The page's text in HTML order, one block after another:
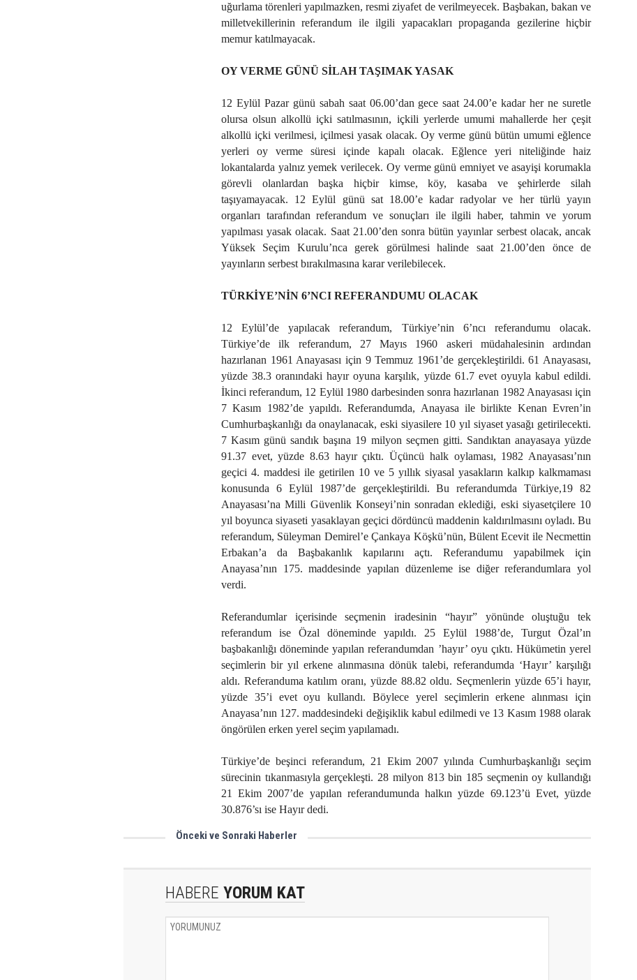
uğurlama törenleri yapılmazken, resmi ziyafet de verilmeyecek. Başbakan, bakan ve
milletvekillerinin referandum ile ilgili yapacakları propaganda gezilerine hiçbir
memur katılmayacak.
OY VERME GÜNÜ SİLAH TAŞIMAK YASAK
12 Eylül Pazar günü sabah saat 06.00’dan gece saat 24.00’e kadar her ne suretle
olursa olsun alkollü içki satılmasının, içkili yerlerde umumi mahallerde her çeşit
alkollü içki verilmesi, içilmesi yasak olacak. Oy verme günü bütün umumi eğlence
yerleri oy verme süresi içinde kapalı olacak. Eğlence yeri niteliğinde haiz
lokantalarda yalnız yemek verilecek. Oy verme günü emniyet ve asayişi korumakla
görevli olanlardan başka hiçbir kimse, köy, kasaba ve şehirlerde silah
taşıyamayacak. 12 Eylül günü sat 18.00’e kadar radyolar ve her türlü yayın
organları tarafından referandum ve sonuçları ile ilgili haber, tahmin ve yorum
yapılması yasak olacak. Saat 21.00’den sonra bütün yayınlar serbest olacak, ancak
Yüksek Seçim Kurulu’nca gerek görülmesi halinde saat 21.00’den önce de
yayınların serbest bırakılmasına karar verilebilecek.
TÜRKİYE’NİN 6’NCI REFERANDUMU OLACAK
12 Eylül’de yapılacak referandum, Türkiye’nin 6’ncı referandumu olacak.
Türkiye’de ilk referandum, 27 Mayıs 1960 askeri müdahalesinin ardından
hazırlanan 1961 Anayasası için 9 Temmuz 1961’de gerçekleştirildi. 61 Anayasası,
yüzde 38.3 oranındaki hayır oyuna karşılık, yüzde 61.7 evet oyuyla kabul edildi.
İkinci referandum, 12 Eylül 1980 darbesinden sonra hazırlanan 1982 Anayasası için
7 Kasım 1982’de yapıldı. Referandumda, Anayasa ile birlikte Kenan Evren’in
Cumhurbaşkanlığı da onaylanacak, eski siyasilere 10 yıl siyaset yasağı getirilecekti.
7 Kasım günü sandık başına 19 milyon seçmen gitti. Sandıktan anayasaya yüzde
91.37 evet, yüzde 8.63 hayır çıktı. Üçüncü halk oylaması, 1982 Anayasası’nın
geçici 4. maddesi ile getirilen 10 ve 5 yıllık siyasal yasakların kalkıp kalkmaması
konusunda 6 Eylül 1987’de gerçekleştirildi. Bu referandumda Türkiye,19 82
Anayasası’na Milli Güvenlik Konseyi’nin sonradan eklediği, eski siyasetçilere 10
yıl boyunca siyaseti yasaklayan geçici dördüncü maddenin kaldırılmasını oyladı. Bu
referandum, Süleyman Demirel’e Çankaya Köşkü’nün, Bülent Ecevit ile Necmettin
Erbakan’a da Başbakanlık kapılarını açtı. Referandumu yapabilmek için
Anayasa’nın 175. maddesinde yapılan düzenleme ise diğer referandumlara yol
verdi.
Referandumlar içerisinde seçmenin iradesinin “hayır” yönünde oluştuğu tek
referandum ise Özal döneminde yapıldı. 25 Eylül 1988’de, Turgut Özal’ın
başbakanlığı döneminde yapılan referandumdan ’hayır’ oyu çıktı. Hükümetin yerel
seçimlerin bir yıl erkene alınmasına dönük talebi, referandumda ‘Hayır’ karşılığı
aldı. Referanduma katılım oranı, yüzde 88.82 oldu. Seçmenlerin yüzde 65’i hayır,
yüzde 35’i evet oyu kullandı. Böylece yerel seçimlerin erkene alınması için
Anayasa’nın 127. maddesindeki değişiklik kabul edilmedi ve 13 Kasım 1988 olarak
öngörülen erken yerel seçim yapılamadı.
Türkiye’de beşinci referandum, 21 Ekim 2007 yılında Cumhurbaşkanlığı seçim
sürecinin tıkanmasıyla gerçekleşti. 28 milyon 813 bin 185 seçmenin oy kullandığı
21 Ekim 2007’de yapılan referandumunda halkın yüzde 69.123’ü Evet, yüzde
30.876’sı ise Hayır dedi.
Önceki ve Sonraki Haberler
Şehit ve Gazi Ailelerine İftar
HABERE YORUM KAT